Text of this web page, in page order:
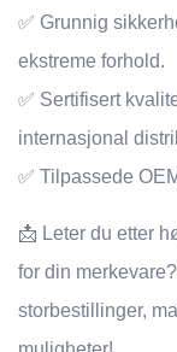
✅ Grunnig
ekstreme forhold.
✅ Sertifisert
internasjonal
✅ Tilpassede
📩 Leter du etter
for din
storbestillinger,